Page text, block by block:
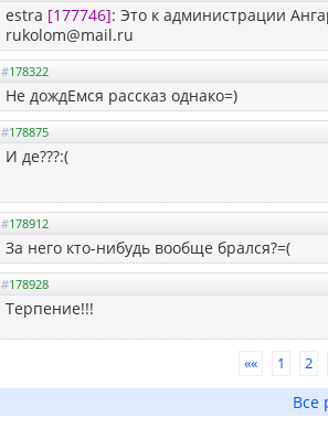
estra [177746]: Это к администрации
rukolom@mail.ru
#178322
Не дождЕмся рассказ однако=)
#178875
И де???:(
#178912
За него кто-нибудь вообще брался?=(
#178928
Терпение!!!
«« 1 2
Все